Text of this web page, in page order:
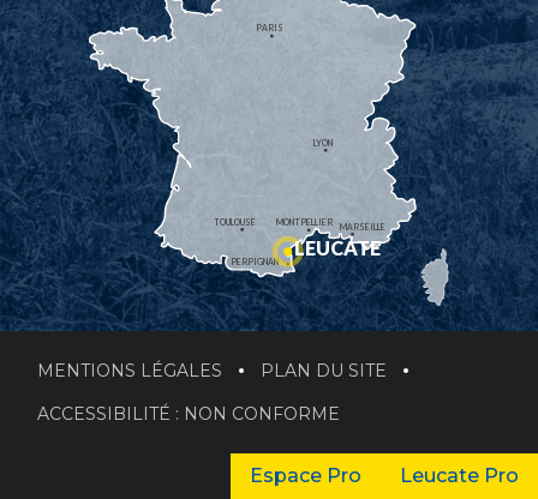
MONTPELLIER
PERPIGNAN
MARSEILLE
TOULOUSE
LYON
PARIS
LEUCATE
MENTIONS LÉGALES PLAN DU SITE
ACCESSIBILITÉ : NON CONFORME
Espace Pro Leucate Pro